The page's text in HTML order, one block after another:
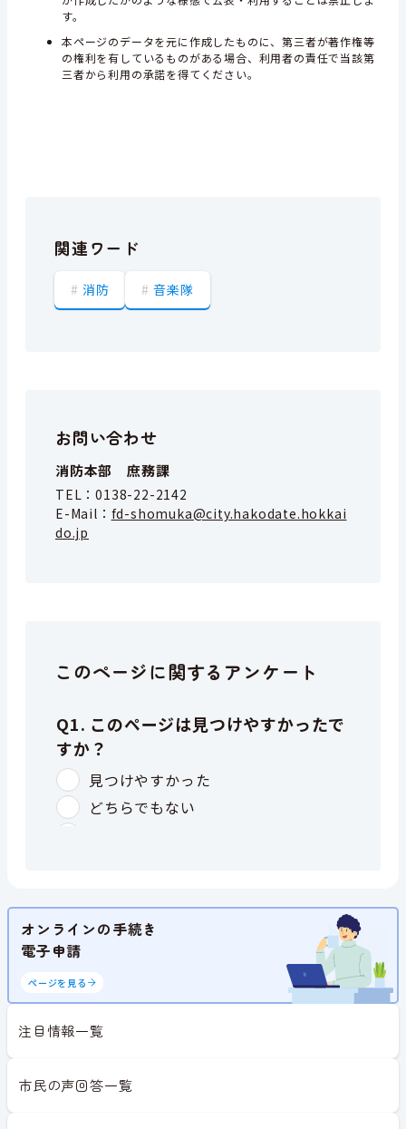
す。
本ページのデータを元に作成したものに、第三者が著作権等
の権利を有しているものがある場合、利用者の責任で当該第
三者から利用の承諾を得てください。
関連ワード
消防 音楽隊
お問い合わせ
消防本部 庶務課
TEL：0138-22-2142
E-Mail： fd-shomuka@city.hakodate.hokkai
do.jp
このページに関するアンケート
オンラインの手続き
電子申請
ページを見る
注目情報一覧
市民の声回答一覧